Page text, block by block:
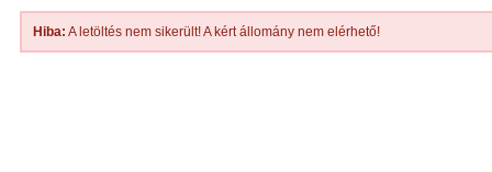
Hiba: A letöltés nem sikerült! A kért állomány nem elérhető!